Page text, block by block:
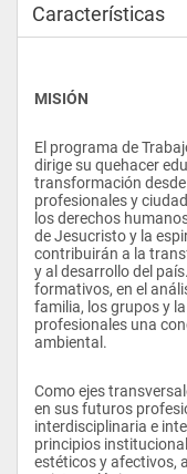
Características
MISIÓN
El programa de
dirige su quehacer
transformación
profesionales y
los derechos
de Jesucristo y la
contribuirán a la
y al desarrollo del
formativos, en el
familia, los grupos y
profesionales una
ambiental.
Como ejes
en sus futuros
interdisciplinaria e
principios
estéticos y afectivos,